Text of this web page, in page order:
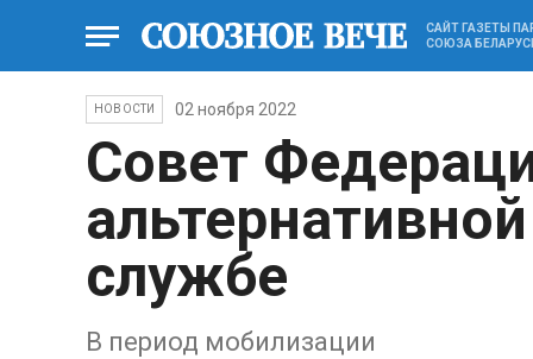
САЙТ ГАЗЕТЫ
СОЮЗА
НОВОСТИ 02 ноября 2022
Совет
службе
В период мобилизации